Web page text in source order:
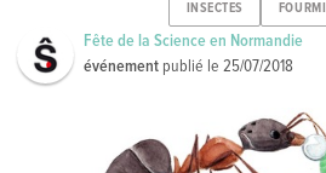
INSECTES FOURMI
Fête de la Science en Normandie
événement publié le25/07/2018